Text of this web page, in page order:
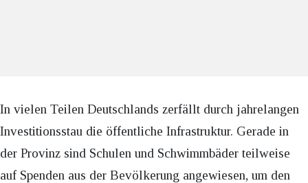
In vielen Teilen Deutschlands zerfällt durch jahrelangen
Investitionsstau die öffentliche Infrastruktur. Gerade in
der Provinz sind Schulen und Schwimmbäder teilweise
auf Spenden aus der Bevölkerung angewiesen, um den